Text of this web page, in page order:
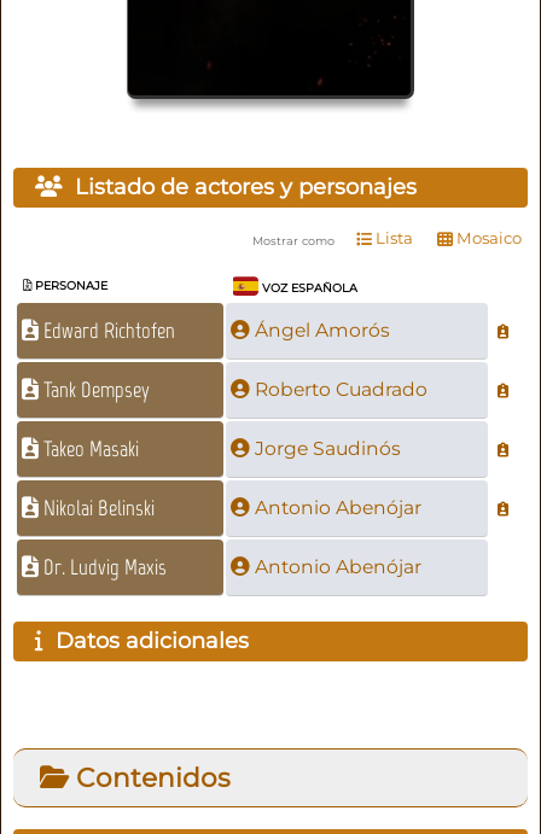
Listado de actores y personajes
Mostrar como Lista Mosaico
PERSONAJE VOZ ESPAÑOLA
Edward Richtofen Ángel Amorós
Tank Dempsey Roberto Cuadrado
Takeo Masaki Jorge Saudinós
Nikolai Belinski Antonio Abenójar
Dr. Ludvig Maxis Antonio Abenójar
Datos adicionales
Contenidos